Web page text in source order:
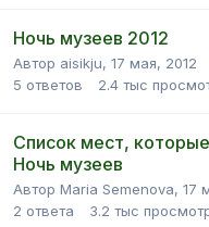
Ночь музеев 2012
Автор aisikju, 17 мая, 2012
5 ответов 2.4 тыс
Список мест,
Ночь музеев
Автор Maria Semenova, 17
2 ответа 3.2 тыс